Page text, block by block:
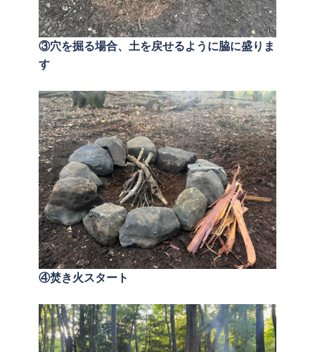
③穴を掘る場合、土を戻せるように脇に盛りま
す
④焚き火スタート